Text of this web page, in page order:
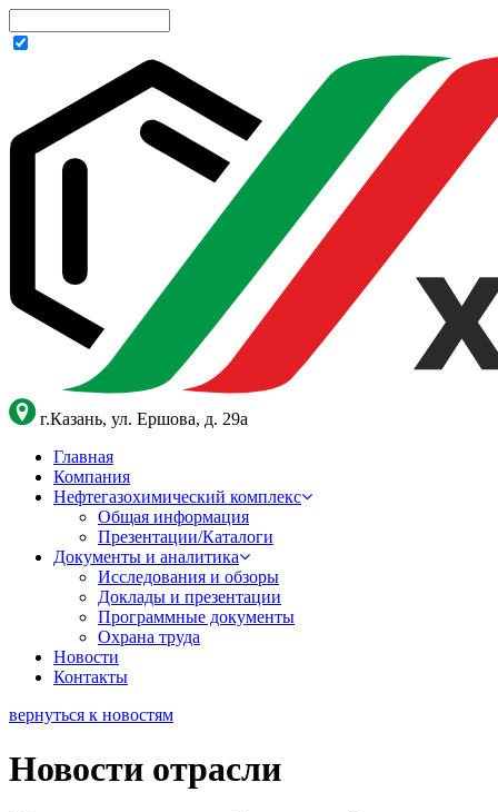
г.Казань, ул. Ершова, д. 29а
Главная
Компания
Нефтегазохимический комплекс
Общая информация
Презентации/Каталоги
Документы и аналитика
Исследования и обзоры
Доклады и презентации
Программные документы
Охрана труда
Новости
Контакты
вернуться к новостям
Новости отрасли